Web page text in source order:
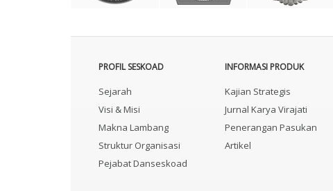
PROFIL SESKOAD
Sejarah
Visi & Misi
Makna Lambang
Struktur Organisasi
Pejabat Danseskoad
INFORMASI PRODUK
Kajian Strategis
Jurnal Karya Virajati
Penerangan Pasukan
Artikel